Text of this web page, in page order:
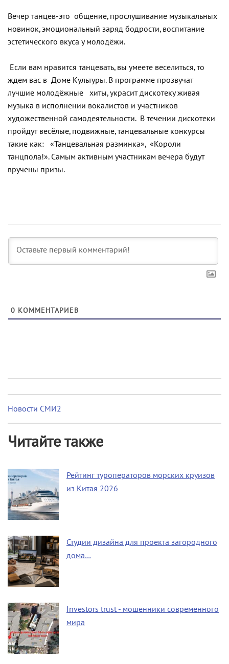
Вечер танцев-это общение, прослушивание музыкальных
новинок, эмоциональный заряд бодрости, воспитание
эстетического вкуса у молодёжи.
Если вам нравится танцевать, вы умеете веселиться, то
ждем вас в Доме Культуры. В программе прозвучат
лучшие молодёжные хиты, украсит дискотеку живая
музыка в исполнении вокалистов и участников
художественной самодеятельности. В течении дискотеки
пройдут весёлые, подвижные, танцевальные конкурсы
такие как: «Танцевальная разминка», «Короли
танцпола!». Самым активным участникам вечера будут
вручены призы.
0 КОММЕНТАРИЕВ
Новости СМИ2
Читайте также
Рейтинг туроператоров морских круизов
из Китая 2026
Студии дизайна для проекта загородного
дома…
Investors trust - мошенники современного
мира